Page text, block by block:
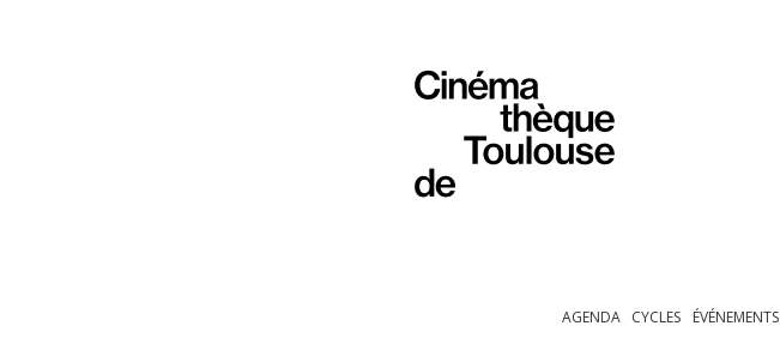
AGENDA CYCLES ÉVÉNEMENTS